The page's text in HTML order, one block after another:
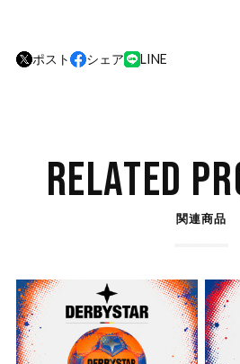
ポスト シェア LINE
RELATED
関連商品